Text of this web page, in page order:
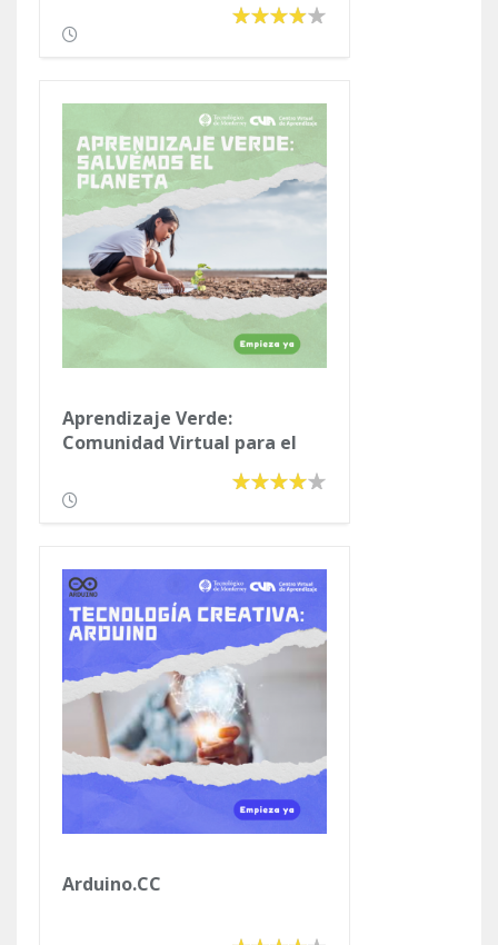
Aprendizaje Verde:
Comunidad Virtual para el
Cuidado del Medio Ambiente.
Arduino.CC